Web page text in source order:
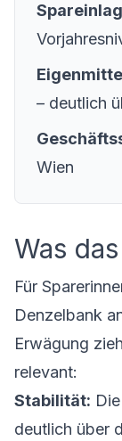
– deutlich
Wien
Was
Für
Denzelbank
Erwägung
relevant:
Stabilität:
deutlich über